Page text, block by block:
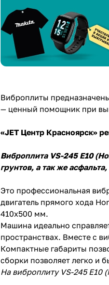
Виброплиты
— ценный помощник при
«JET Центр Красноярск»
Виброплита VS-245 E10
грунтов, а так же
Это профессиональная
двигатель прямого хода
410x500 мм.
Машина идеально
пространствах. Вместе с
Компактные габариты
сборки позволяет легко и
На виброплиту VS-245 E10
График
Сегодня
25%
25
с